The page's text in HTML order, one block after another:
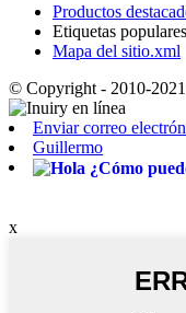
Productos
Etiquetas populares
Mapa del sitio.xml
© Copyright - 2010-2021
Enviar correo
Guillermo
x